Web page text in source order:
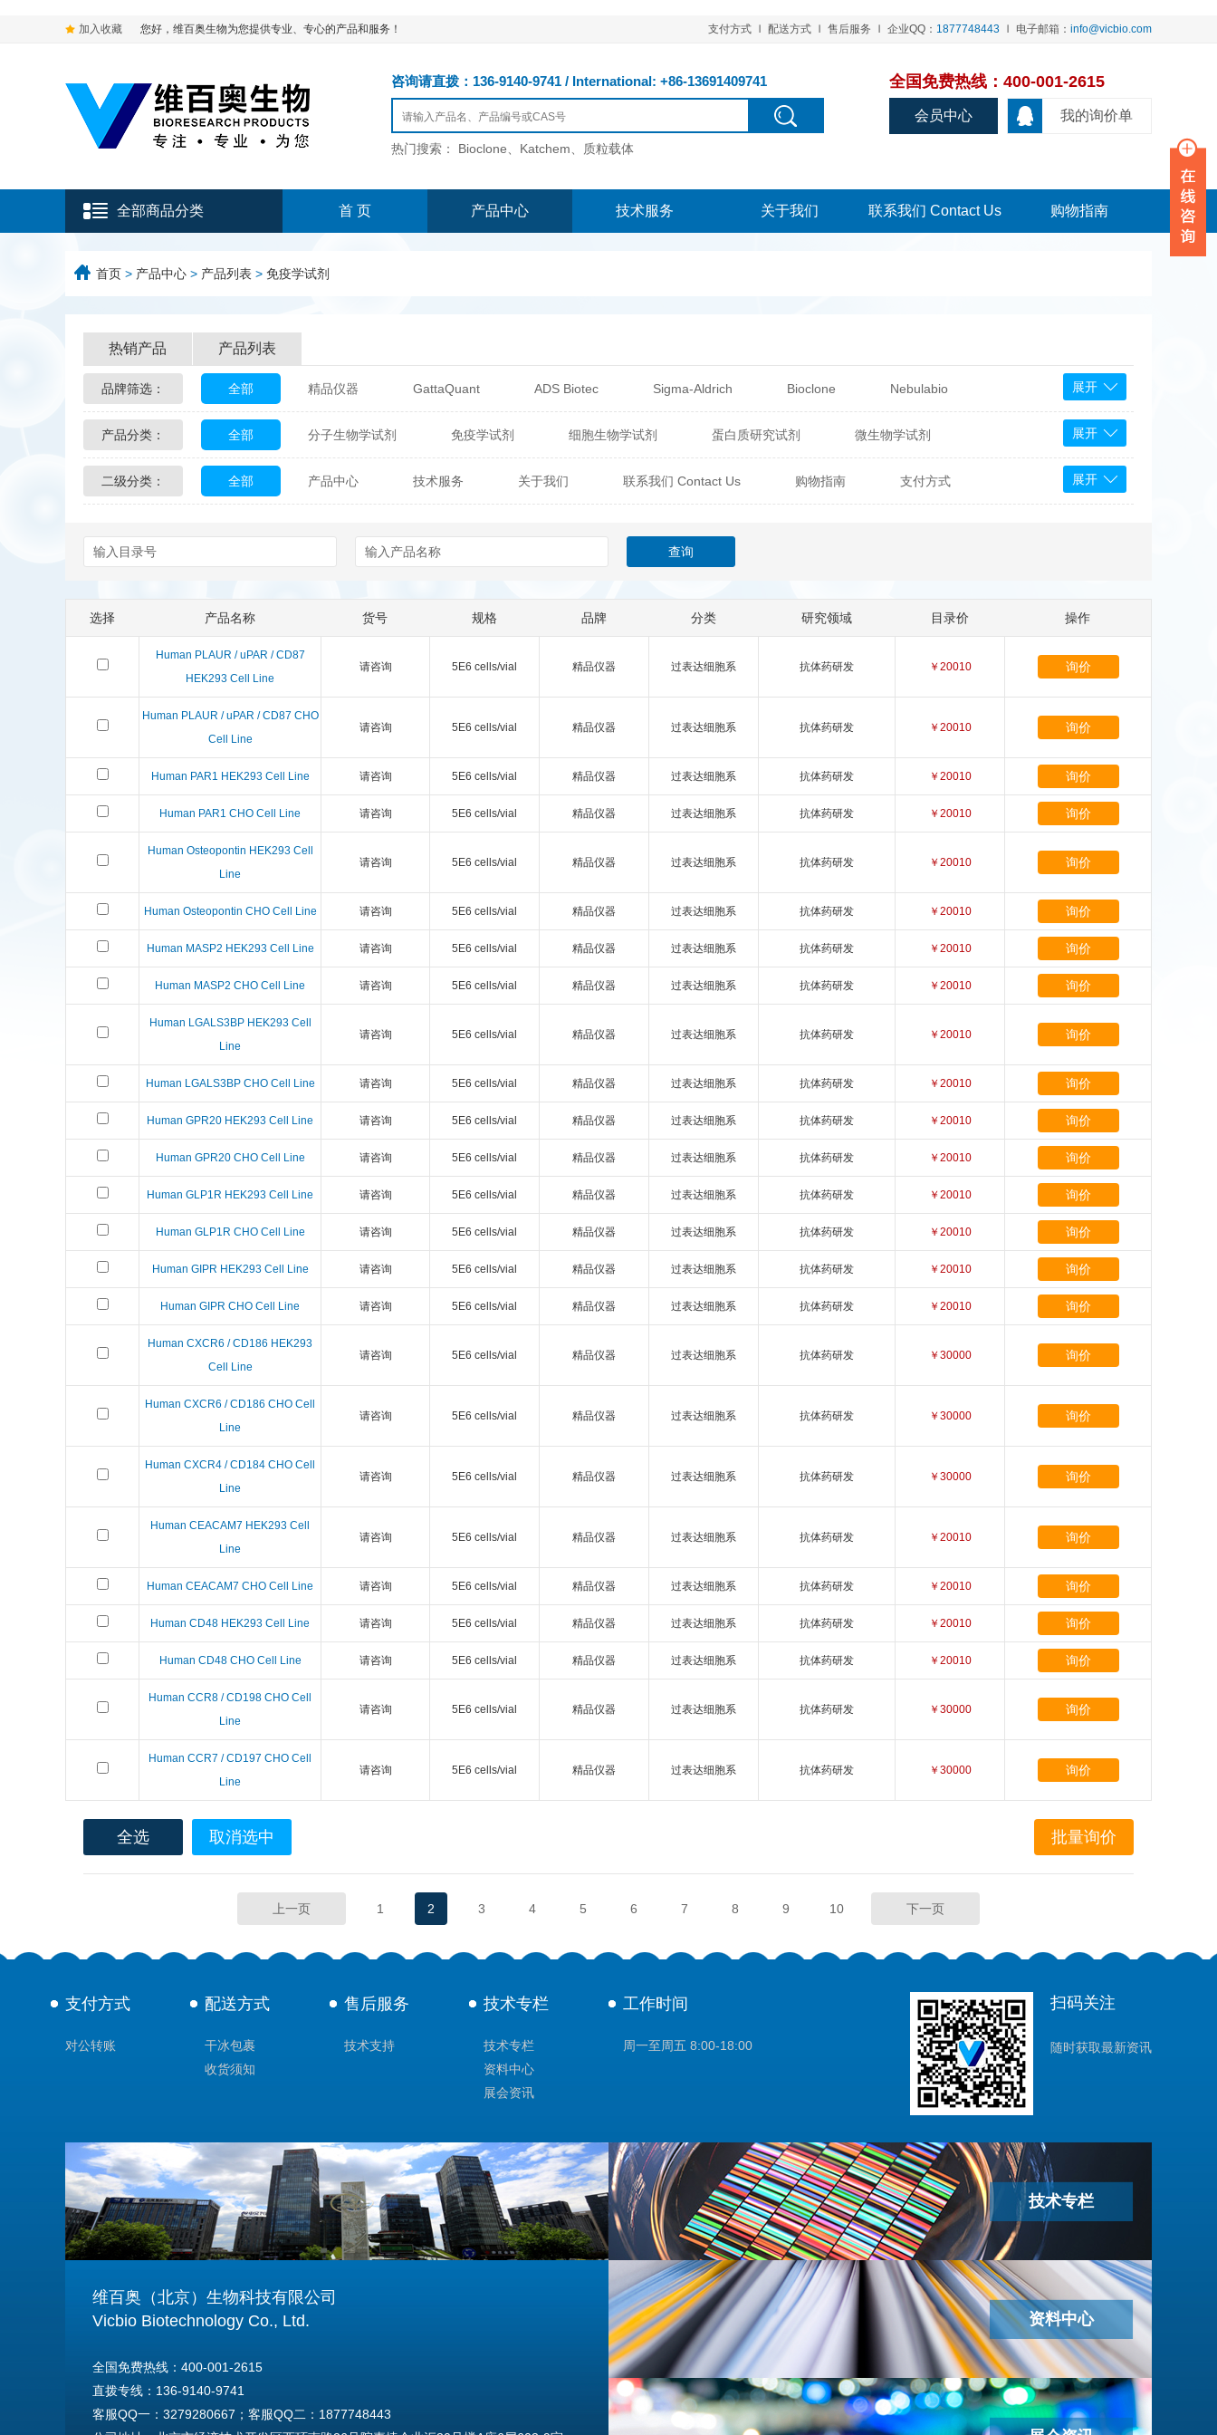
加入收藏 您好，维百奥生物为您提供专业、专心的产品和服务！ 支付方式 配送方式 售后服务 企业QQ： 1877748443 电子邮箱： info@vicbio.com
咨询请直拨：136-9140-9741 / International: +86-13691409741
热门搜索： Bioclone、Katchem、质粒载体
全国免费热线：400-001-2615
我的询价单
会员中心
全部商品分类 首 页 产品中心 技术服务 关于我们 联系我们 Contact Us 购物指南
首页 > 产品中心 > 产品列表 > 免疫学试剂
热销产品 产品列表
品牌筛选： 全部 精品仪器 GattaQuant ADS Biotec Sigma-Aldrich Bioclone Nebulabio
Glycon Biochem Sterlitech 热销产品 辰辉创聚生物® (Nebulabio) BPS Bioscience
Echelon Biosciences Verichem Laboratories Vicbio Biotech Click Chemistry Tools Bioassay Systems
Biotez Berlin Diametra ChemPep Eagle Biosciences Cytodiagnostics
Berry & Associates Zedira Hybrid Plastics Milenia Biotec Sunrise Science
LGC Maine Standards
展开
产品分类： 全部 分子生物学试剂 免疫学试剂 细胞生物学试剂 蛋白质研究试剂 微生物学试剂
化学及生物化学试剂 材料学试剂 仪器及设备 耗材及常用物品 其他产品
展开
二级分类： 全部 产品中心 技术服务 关于我们 联系我们 Contact Us 购物指南 支付方式 展开
选择 产品名称 货号 规格 品牌 分类 研究领域 目录价 操作
Human PLAUR / uPAR / CD87
HEK293 Cell Line
请咨询 5E6 cells/vial 精品仪器 过表达细胞系 抗体药研发 ￥20010 询价
Human PLAUR / uPAR / CD87 CHO
Cell Line
请咨询 5E6 cells/vial 精品仪器 过表达细胞系 抗体药研发 ￥20010 询价
Human PAR1 HEK293 Cell Line 请咨询 5E6 cells/vial 精品仪器 过表达细胞系 抗体药研发 ￥20010 询价
Human PAR1 CHO Cell Line 请咨询 5E6 cells/vial 精品仪器 过表达细胞系 抗体药研发 ￥20010 询价
Human Osteopontin HEK293 Cell
Line
请咨询 5E6 cells/vial 精品仪器 过表达细胞系 抗体药研发 ￥20010 询价
Human Osteopontin CHO Cell Line 请咨询 5E6 cells/vial 精品仪器 过表达细胞系 抗体药研发 ￥20010 询价
Human MASP2 HEK293 Cell Line 请咨询 5E6 cells/vial 精品仪器 过表达细胞系 抗体药研发 ￥20010 询价
Human MASP2 CHO Cell Line 请咨询 5E6 cells/vial 精品仪器 过表达细胞系 抗体药研发 ￥20010 询价
Human LGALS3BP HEK293 Cell
Line
请咨询 5E6 cells/vial 精品仪器 过表达细胞系 抗体药研发 ￥20010 询价
Human LGALS3BP CHO Cell Line 请咨询 5E6 cells/vial 精品仪器 过表达细胞系 抗体药研发 ￥20010 询价
Human GPR20 HEK293 Cell Line 请咨询 5E6 cells/vial 精品仪器 过表达细胞系 抗体药研发 ￥20010 询价
Human GPR20 CHO Cell Line 请咨询 5E6 cells/vial 精品仪器 过表达细胞系 抗体药研发 ￥20010 询价
Human GLP1R HEK293 Cell Line 请咨询 5E6 cells/vial 精品仪器 过表达细胞系 抗体药研发 ￥20010 询价
Human GLP1R CHO Cell Line 请咨询 5E6 cells/vial 精品仪器 过表达细胞系 抗体药研发 ￥20010 询价
Human GIPR HEK293 Cell Line 请咨询 5E6 cells/vial 精品仪器 过表达细胞系 抗体药研发 ￥20010 询价
Human GIPR CHO Cell Line 请咨询 5E6 cells/vial 精品仪器 过表达细胞系 抗体药研发 ￥20010 询价
Human CXCR6 / CD186 HEK293
Cell Line
请咨询 5E6 cells/vial 精品仪器 过表达细胞系 抗体药研发 ￥30000 询价
Human CXCR6 / CD186 CHO Cell
Line
请咨询 5E6 cells/vial 精品仪器 过表达细胞系 抗体药研发 ￥30000 询价
Human CXCR4 / CD184 CHO Cell
Line
请咨询 5E6 cells/vial 精品仪器 过表达细胞系 抗体药研发 ￥30000 询价
Human CEACAM7 HEK293 Cell
Line
请咨询 5E6 cells/vial 精品仪器 过表达细胞系 抗体药研发 ￥20010 询价
Human CEACAM7 CHO Cell Line 请咨询 5E6 cells/vial 精品仪器 过表达细胞系 抗体药研发 ￥20010 询价
Human CD48 HEK293 Cell Line 请咨询 5E6 cells/vial 精品仪器 过表达细胞系 抗体药研发 ￥20010 询价
Human CD48 CHO Cell Line 请咨询 5E6 cells/vial 精品仪器 过表达细胞系 抗体药研发 ￥20010 询价
Human CCR8 / CD198 CHO Cell
Line
请咨询 5E6 cells/vial 精品仪器 过表达细胞系 抗体药研发 ￥30000 询价
Human CCR7 / CD197 CHO Cell
Line
请咨询 5E6 cells/vial 精品仪器 过表达细胞系 抗体药研发 ￥30000 询价
全选 取消选中
上一页 1 2 3 4 5 6 7 8 9 10 下一页
支付方式
对公转账
配送方式
干冰包裹
收货须知
售后服务
技术支持
技术专栏
技术专栏
资料中心
展会资讯
工作时间
周一至周五 8:00-18:00
扫码关注
随时获取最新资讯
维百奥（北京）生物科技有限公司
Vicbio Biotechnology Co., Ltd.
全国免费热线：400-001-2615
直拨专线：136-9140-9741
客服QQ一：3279280667；客服QQ二：1877748443
技术专栏
资料中心